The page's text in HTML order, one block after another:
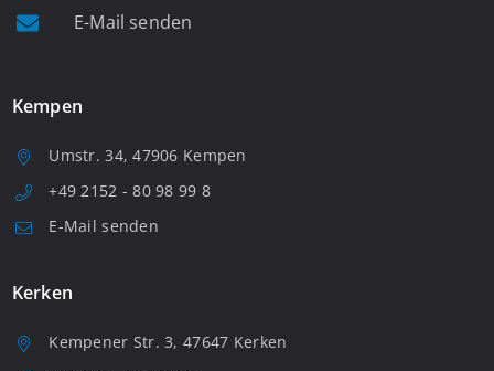
E-Mail senden
Kempen
Umstr. 34, 47906 Kempen
+49 2152 - 80 98 99 8
E-Mail senden
Kerken
Kempener Str. 3, 47647 Kerken